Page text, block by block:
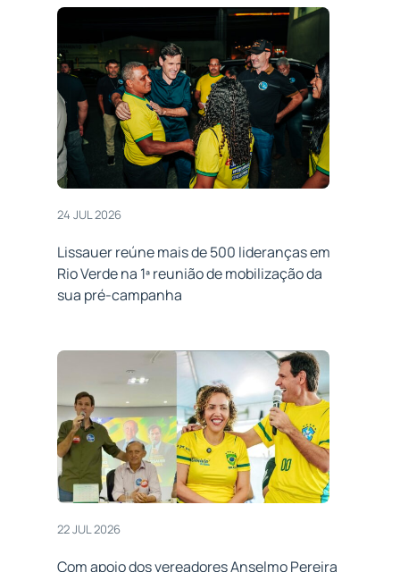
24 JUL 2026
Lissauer reúne mais de 500 lideranças em
Rio Verde na 1ª reunião de mobilização da
sua pré-campanha
22 JUL 2026
Com apoio dos vereadores Anselmo Pereira